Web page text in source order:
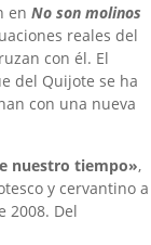
en No son molinos
reales del
con él. El
del Quijote se ha
con una nueva
nuestro tiempo»,
y cervantino a
2008. Del